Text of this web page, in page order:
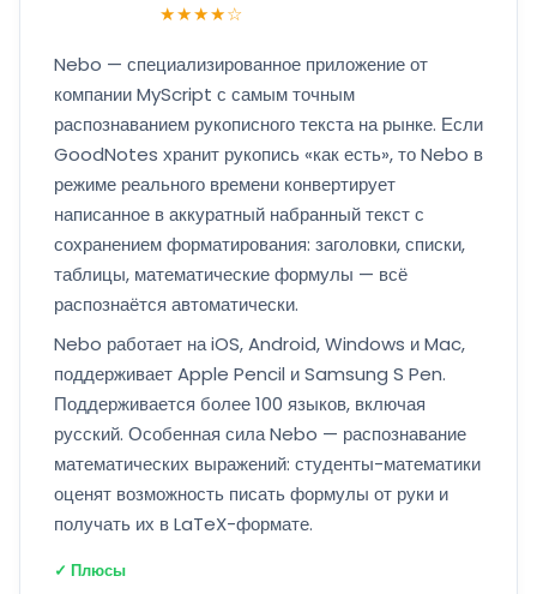
★★★★☆
Nebo — специализированное приложение от
компании MyScript с самым точным
распознаванием рукописного текста на рынке. Если
GoodNotes хранит рукопись «как есть», то Nebo в
режиме реального времени конвертирует
написанное в аккуратный набранный текст с
сохранением форматирования: заголовки, списки,
таблицы, математические формулы — всё
распознаётся автоматически.
Nebo работает на iOS, Android, Windows и Mac,
поддерживает Apple Pencil и Samsung S Pen.
Поддерживается более 100 языков, включая
русский. Особенная сила Nebo — распознавание
математических выражений: студенты-математики
оценят возможность писать формулы от руки и
получать их в LaTeX-формате.
✓ Плюсы